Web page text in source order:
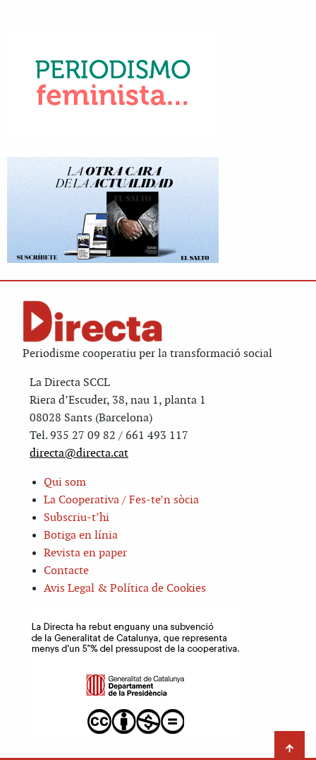
Periodisme cooperatiu per la transformació social
La Directa SCCL
Riera d’Escuder, 38, nau 1, planta 1
08028 Sants (Barcelona)
Tel. 935 27 09 82 / 661 493 117
directa@directa.cat
Qui som
La Cooperativa / Fes-te’n sòcia
Subscriu-t’hi
Botiga en línia
Revista en paper
Contacte
Avis Legal & Política de Cookies